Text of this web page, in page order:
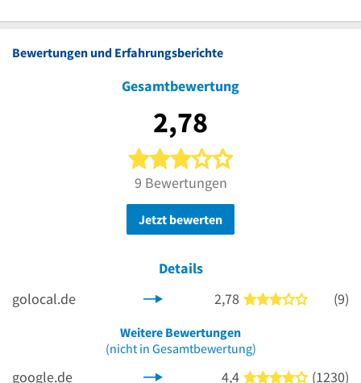
Bewertungen und Erfahrungsberichte
Gesamtbewertung
2,78
3 von 5 Sternen
9 Bewertungen
Jetzt bewerten
Details
golocal.de
2,78 3 von 5
(9)
Weitere Bewertungen
(nicht in Gesamtbewertung)
google.de 4,4 4 von 5
(1230)